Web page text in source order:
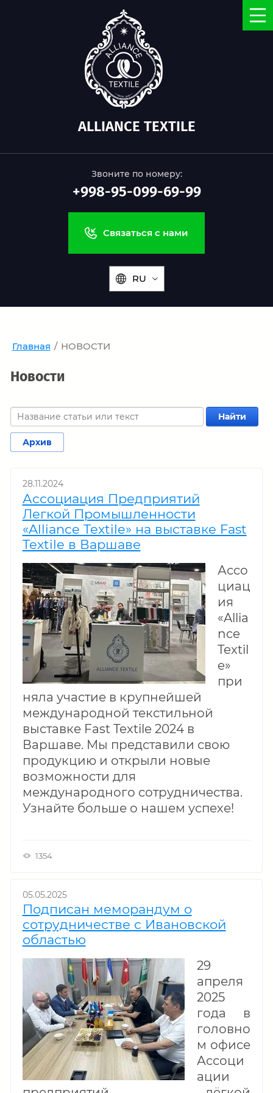
ALLIANCE TEXTILE
RU
Связаться с нами
Звоните по номеру:
+998-95-099-69-99
Главная / НОВОСТИ
Новости
Найти
Архив
28.11.2024
Ассоциация Предприятий
Легкой Промышленности
«Alliance Textile» на выставке Fast
Textile в Варшаве
Ассо
циац
ия
«Allia
nce
Textil
e»
при
няла участие в крупнейшей
международной текстильной
выставке Fast Textile 2024 в
Варшаве. Мы представили свою
продукцию и открыли новые
возможности для
международного сотрудничества.
Узнайте больше о нашем успехе!
1354
05.05.2025
Подписан меморандум о
сотрудничестве с Ивановской
областью
29
апреля
2025
года в
головно
м офисе
Ассоци
ации